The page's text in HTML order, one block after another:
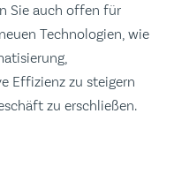
Sie auch offen für
Technologien, wie
Effizienz zu steigern
zu erschließen.